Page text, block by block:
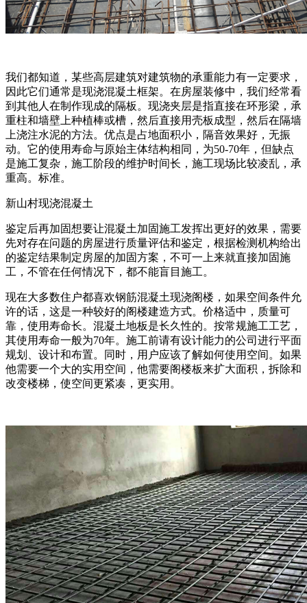
我们都知道，某些高层建筑对建筑物的承重能力有一定要求，
因此它们通常是现浇混凝土框架。在房屋装修中，我们经常看
到其他人在制作现成的隔板。现浇夹层是指直接在环形梁，承
重柱和墙壁上种植棒或槽，然后直接用壳板成型，然后在隔墙
上浇注水泥的方法。优点是占地面积小，隔音效果好，无振
动。它的使用寿命与原始主体结构相同，为50-70年，但缺点
是施工复杂，施工阶段的维护时间长，施工现场比较凌乱，承
重高。标准。
新山村现浇混凝土
鉴定后再加固想要让混凝土加固施工发挥出更好的效果，需要
先对存在问题的房屋进行质量评估和鉴定，根据检测机构给出
的鉴定结果制定房屋的加固方案，不可一上来就直接加固施
工，不管在任何情况下，都不能盲目施工。
现在大多数住户都喜欢钢筋混凝土现浇阁楼，如果空间条件允
许的话，这是一种较好的阁楼建造方式。价格适中，质量可
靠，使用寿命长。混凝土地板是长久性的。按常规施工工艺，
其使用寿命一般为70年。施工前请有设计能力的公司进行平面
规划、设计和布置。同时，用户应该了解如何使用空间。如果
他需要一个大的实用空间，他需要阁楼板来扩大面积，拆除和
改变楼梯，使空间更紧凑，更实用。